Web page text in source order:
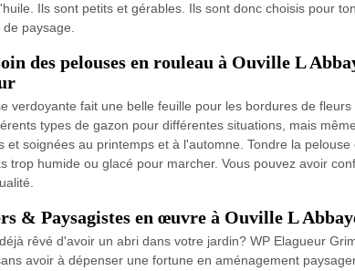
Ils sont petits et gérables. Ils sont donc choisis pour
paysage.
des pelouses en rouleau à Ouville L
verdoyante fait une belle feuille pour les bordures de
types de gazon pour différentes situations, mais
et soignées au printemps et à l'automne. Tondre la
trop humide ou glacé pour marcher. Vous pouvez avoir
& Paysagistes en œuvre à Ouville L
rêvé d'avoir un abri dans votre jardin? WP Elagueur
avoir à dépenser une fortune en aménagement